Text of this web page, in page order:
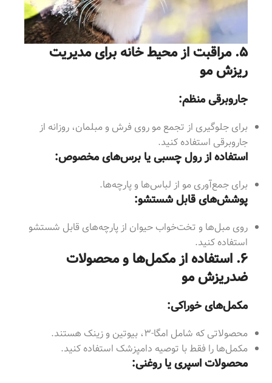
۵. مراقبت از محیط خانه برای مدیریت
ریزش مو
جاروبرقی منظم:
برای جلوگیری از تجمع مو روی فرش و مبلمان، روزانه از
جاروبرقی استفاده کنید.
استفاده از رول چسبی یا برس‌های مخصوص:
برای جمع‌آوری مو از لباس‌ها و پارچه‌ها.
پوشش‌های قابل شستشو:
روی مبل‌ها و تخت‌خواب حیوان از پارچه‌های قابل شستشو
استفاده کنید.
۶. استفاده از مکمل‌ها و محصولات
ضدریزش مو
مکمل‌های خوراکی:
محصولاتی که شامل امگا-۳، بیوتین و زینک هستند.
مکمل‌ها را فقط با توصیه دامپزشک استفاده کنید.
محصولات اسپری یا روغنی: